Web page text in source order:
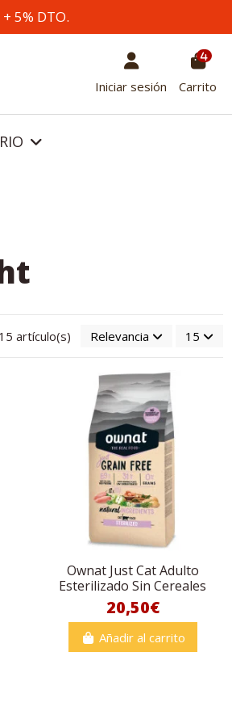
+ 5% DTO.
Iniciar sesión
4
Carrito
artículo(s) Relevancia 15
Ownat Just Cat Adulto
Esterilizado Sin Cereales
20,50€
Añadir al carrito